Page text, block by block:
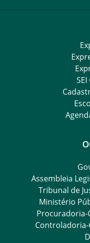
Assembleia
Tribunal de
Ministério
Procuradoria-
Controladoria-